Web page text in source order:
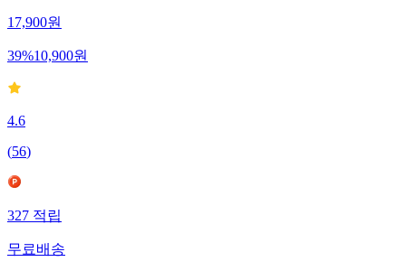
17,900원
39%10,900원
4.6
(56)
327적립
무료배송